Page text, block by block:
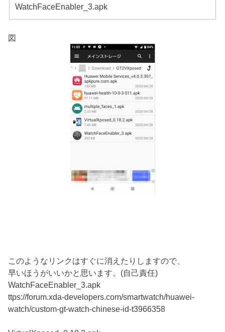
WatchFaceEnabler_3.apk
図
このようなリンクはすぐに消えたりしますので、
早いほうがいいかと思います。(自己責任)
WatchFaceEnabler_3.apk
ttps://forum.xda-developers.com/smartwatch/huawei-
watch/custom-gt-watch-chinese-id-t3966358